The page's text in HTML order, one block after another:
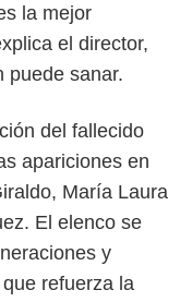
la mejor
el director,
puede sanar.
del fallecido
apariciones en
María Laura
El elenco se
y
refuerza la